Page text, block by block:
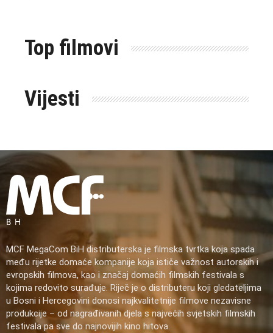
Top filmovi
Vijesti
MCF MegaCom BiH distributerska je filmska tvrtka koja spada
među rijetke domaće kompanije koja ističe važnost autorskih i
evropskih filmova, kao i značaj domaćih filmskih festivala s
kojima redovito surađuje. Riječ je o distributeru koji gledateljima
u Bosni i Hercegovini donosi najkvalitetnije filmove nezavisne
produkcije – od nagrađivanih djela s najvećih svjetskih filmskih
festivala pa sve do najnovijih kino hitova.